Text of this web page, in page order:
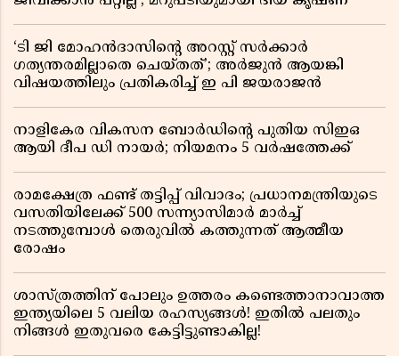
‘ടി ജി മോഹൻദാസിൻ്റെ അറസ്റ്റ് സർക്കാർ
ഗത്യന്തരമില്ലാതെ ചെയ്തത്’; അർജുൻ ആയങ്കി
വിഷയത്തിലും പ്രതികരിച്ച് ഇ പി ജയരാജൻ
നാളികേര വികസന ബോർഡിൻ്റെ പുതിയ സിഇഒ
ആയി ദീപ ഡി നായർ; നിയമനം 5 വർഷത്തേക്ക് ​​​​​​​
രാമക്ഷേത്ര ഫണ്ട് തട്ടിപ്പ് വിവാദം; പ്രധാനമന്ത്രിയുടെ
വസതിയിലേക്ക് 500 സന്ന്യാസിമാർ മാർച്ച്
നടത്തുമ്പോൾ തെരുവിൽ കത്തുന്നത് ആത്മീയ
രോഷം
ശാസ്ത്രത്തിന് പോലും ഉത്തരം കണ്ടെത്താനാവാത്ത
ഇന്ത്യയിലെ 5 വലിയ രഹസ്യങ്ങൾ! ഇതിൽ പലതും
നിങ്ങൾ ഇതുവരെ കേട്ടിട്ടുണ്ടാകില്ല!